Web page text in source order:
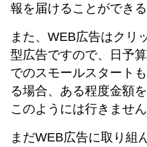
報を届けることができ
また、WEB広告はクリ
型広告ですので、日予
でのスモールスタート
る場合、ある程度金額
このようには行きません
まだWEB広告に取り組